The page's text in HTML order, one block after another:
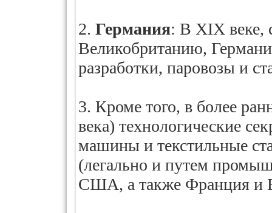
2. Германия: В XIX веке,
Великобританию,
разработки, паровозы и
3. Кроме того, в более
века) технологические
машины и текстильные
(легально и путем
США, а также Франция и